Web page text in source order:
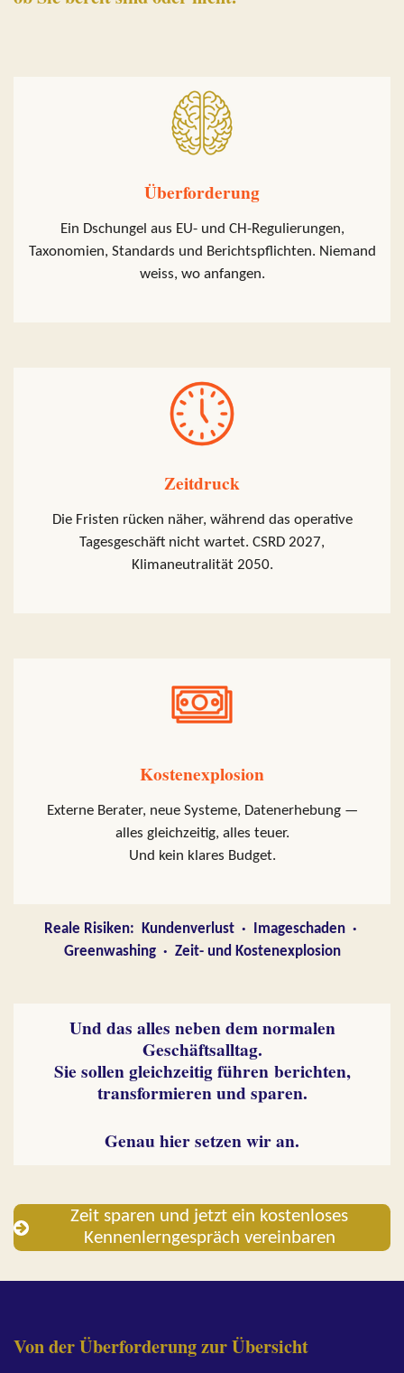
Überforderung
Ein Dschungel aus EU- und CH-Regulierungen,
Taxonomien, Standards und Berichtspflichten. Niemand
weiss, wo anfangen.
Zeitdruck
Die Fristen rücken näher, während das operative
Tagesgeschäft nicht wartet. CSRD 2027,
Klimaneutralität 2050.
Kostenexplosion
Externe Berater, neue Systeme, Datenerhebung —
alles gleichzeitig, alles teuer.
Und kein klares Budget.
Reale Risiken: Kundenverlust · Imageschaden ·
Greenwashing · Zeit- und Kostenexplosion
Und das alles neben dem normalen
Geschäftsalltag.
Sie sollen gleichzeitig führen berichten,
transformieren und sparen.
Genau hier setzen wir an.
Zeit sparen und jetzt ein kostenloses
Kennenlerngespräch vereinbaren
Von der Überforderung zur Übersicht